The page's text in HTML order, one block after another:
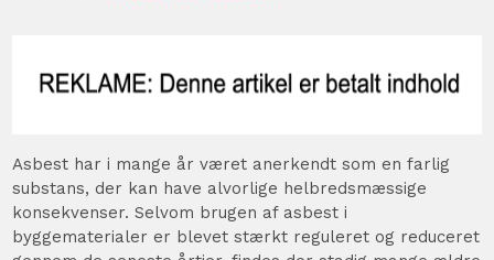
Asbest har i mange år været anerkendt som en farlig
substans, der kan have alvorlige helbredsmæssige
konsekvenser. Selvom brugen af asbest i
byggematerialer er blevet stærkt reguleret og reduceret